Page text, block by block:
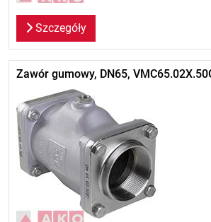
Szczegóły
Zawór gumowy, DN65,